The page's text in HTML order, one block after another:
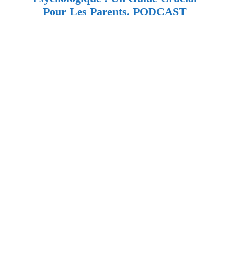
Pour Les Parents. PODCAST